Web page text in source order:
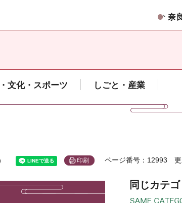
奈
文化・スポーツ しごと・産業
印刷 ページ番号：12993
同じカテ